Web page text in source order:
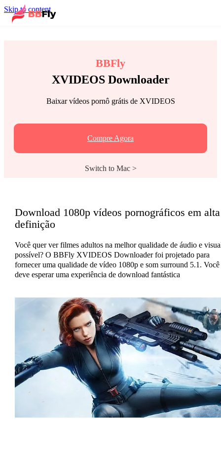
Skip to content
BBFly
XVIDEOS Downloader
Baixar vídeos pornô grátis de XVIDEOS
Compre Agora
Switch to Mac >
Download 1080p vídeos pornográficos em alta
definição
Você quer ver filmes adultos na melhor qualidade de áudio e
possível? O BBFly XVIDEOS Downloader foi projetado para
fornecer uma qualidade de vídeo 1080p e som surround 5.1. Você
deve esperar uma experiência de download fantástica